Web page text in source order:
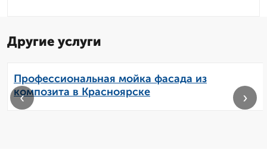
Другие услуги
Профессиональная мойка фасада из
композита в Красноярске
‹ ›